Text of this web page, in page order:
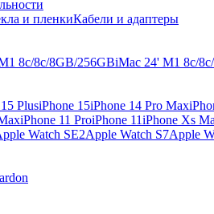
и пленкиКабели и адаптеры
8c/8c/8GB/256GBiMac 24' M1 8c/
PlusiPhone 15iPhone 14 Pro Max
iPhone 11 ProiPhone 11iPhone Xs
Watch SE2Apple Watch S7Apple